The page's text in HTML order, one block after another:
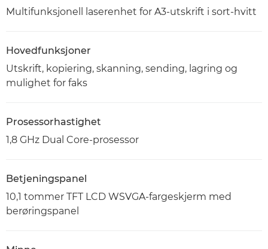
Multifunksjonell laserenhet for A3-utskrift i sort-hvitt
Hovedfunksjoner
Utskrift, kopiering, skanning, sending, lagring og
mulighet for faks
Prosessorhastighet
1,8 GHz Dual Core-prosessor
Betjeningspanel
10,1 tommer TFT LCD WSVGA-fargeskjerm med
berøringspanel